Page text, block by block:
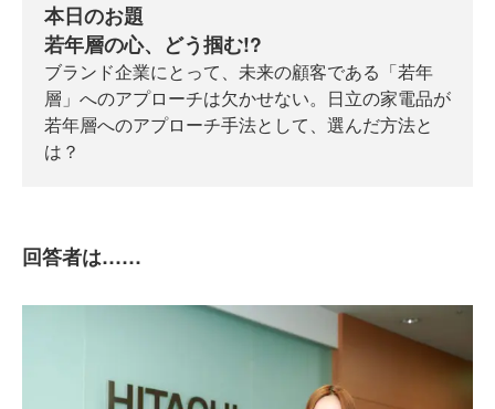
本日のお題
若年層の心、どう掴む!?
ブランド企業にとって、未来の顧客である「若年
層」へのアプローチは欠かせない。日立の家電品が
若年層へのアプローチ手法として、選んだ方法と
は？
回答者は……